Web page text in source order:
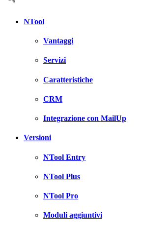
NTool
Vantaggi
Servizi
Caratteristiche
CRM
Integrazione con MailUp
Versioni
NTool Entry
NTool Plus
NTool Pro
Moduli aggiuntivi